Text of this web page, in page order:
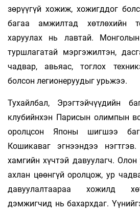
зөрүүгүй хожиж, хожигддог
багаа амжилтад хөтлөхийн
харуулах нь лавтай.
туршлагатай мэргэжилтэн,
чадвар, авьяас, тоглох
болсон легионеруудыг урьжээ.
Тухайлбал, Эрэгтэйчүүдийн
клубийнхэн Парисын олимпын
оролцсон Японы шигшээ
Кошикаваг эгнээндээ
хамгийн хүчтэй давуулагч.
ахлан цөөнгүй оролцож, ур
давуулалтаараа хожилд
дэмжигчид нь бахархдаг.